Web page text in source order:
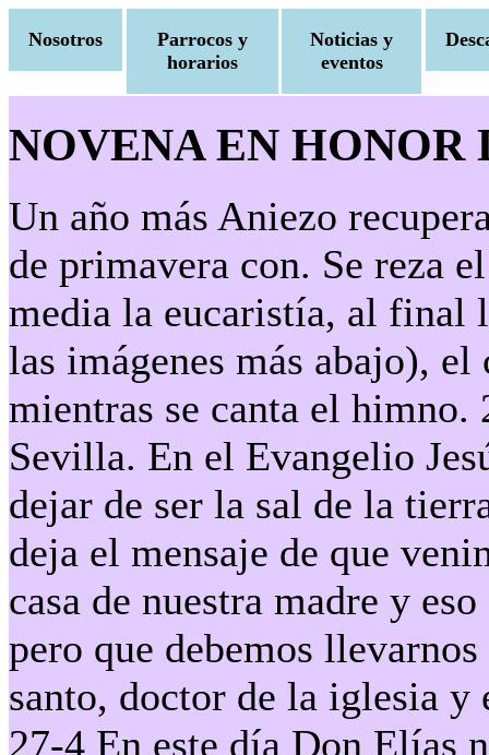
Nosotros
Parrocos y
horarios
Noticias y
eventos
NOVENA EN
Un año más Aniezo
de primavera con. Se reza
media la eucaristía, al final
las imágenes más abajo),
mientras se canta el
Sevilla. En el Evangelio
dejar de ser la sal de la
deja el mensaje de que
casa de nuestra madre y
pero que debemos
santo, doctor de la iglesia
27-4 En este día Don Elías